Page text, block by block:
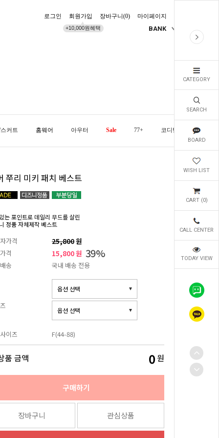
CATEGORY
SEARCH
BOARD
WISH LIST
CART (0)
CALL CENTER
TODAY VIEW
로그인 회원가입
+10,000원혜택
장바구니(0) 마이페이지
BANK
커트 홈웨어 아우터 Sale 77+ 코디템 오늘발송
쭈리 미키 패치 베스트
는 포인트로 데일리 무드를 살린
정품 자체제작 베스트
가격 25,800원
격 15,800 원 39%
송 국내 배송 전용
이즈 F(44-88)
품 금액 0 원
구매하기
장바구니 관심상품